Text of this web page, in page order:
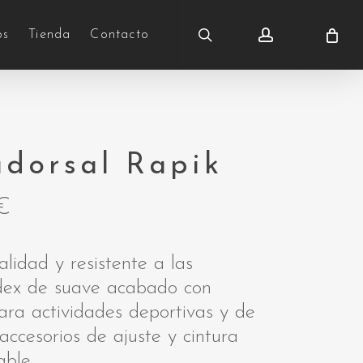
Tienda Contacto
Rapik
y resistente a las
de suave acabado con
actividades deportivas y de
de ajuste y cintura